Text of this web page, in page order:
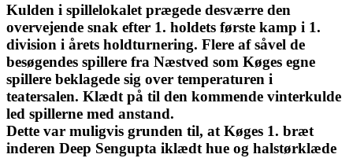
Kulden i spillelokalet prægede desværre den
overvejende snak efter 1. holdets første kamp i 1.
division i årets holdturnering. Flere af såvel de
besøgendes spillere fra Næstved som Køges egne
spillere beklagede sig over temperaturen i
teatersalen. Klædt på til den kommende vinterkulde
led spillerne med anstand.
Dette var muligvis grunden til, at Køges 1. bræt
inderen Deep Sengupta iklædt hue og halstørklæde